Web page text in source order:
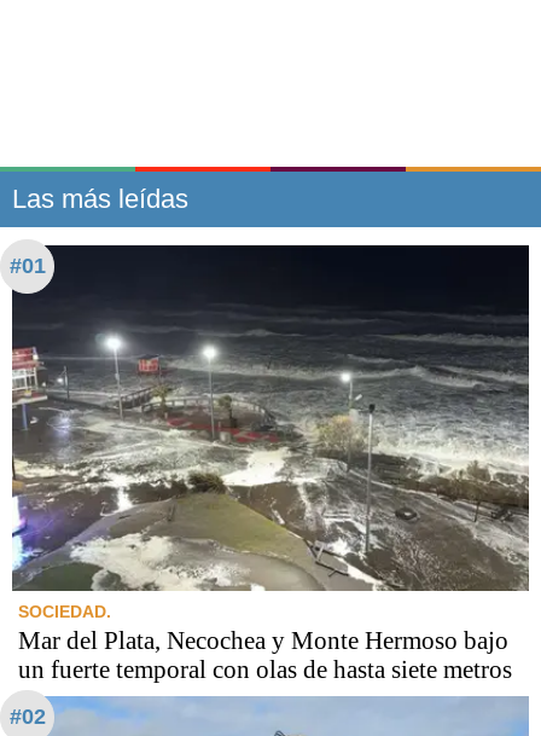
Las más leídas
#01
SOCIEDAD.
Mar del Plata, Necochea y Monte Hermoso bajo
un fuerte temporal con olas de hasta siete metros
#02